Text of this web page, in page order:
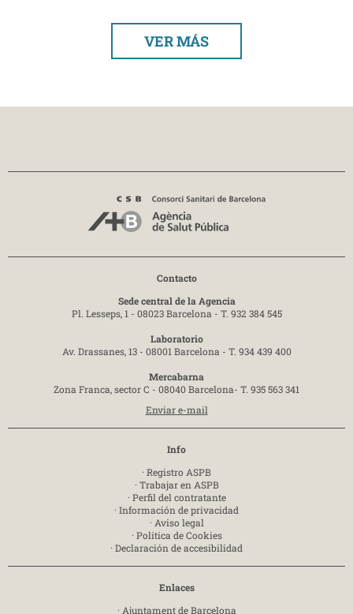
VER MÁS
Contacto
Sede central de la Agencia
Pl. Lesseps, 1 - 08023 Barcelona - T. 932 384 545
Laboratorio
Av. Drassanes, 13 - 08001 Barcelona - T. 934 439 400
Mercabarna
Zona Franca, sector C - 08040 Barcelona- T. 935 563 341
Enviar e-mail
Info
· Registro ASPB
· Trabajar en ASPB
· Perfil del contratante
· Información de privacidad
· Aviso legal
· Política de Cookies
· Declaración de accesibilidad
Enlaces
· Ajuntament de Barcelona